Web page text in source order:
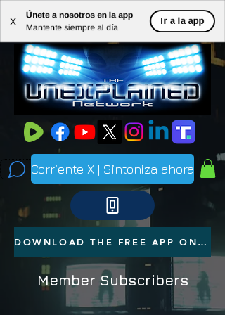
X
Únete a nosotros en la app
Mantente siempre al día
Ir a la app
ME
NU
Corriente X | Sintoniza ahora
DOWNLOAD THE FREE APP ON YOUR PHONE
Member Subscribers